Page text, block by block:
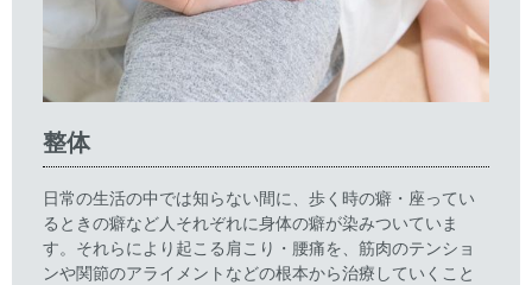
整体
日常の生活の中では知らない間に、歩く時の癖・座ってい
るときの癖など人それぞれに身体の癖が染みついていま
す。それらにより起こる肩こり・腰痛を、筋肉のテンショ
ンや関節のアライメントなどの根本から治療していくこと